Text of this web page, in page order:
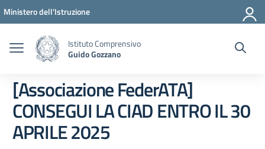
Vai ai contenuti
Vai al menu di navigazione
Vai al footer
Ministero dell'Istruzione
Istituto Comprensivo
Guido Gozzano
[Associazione FederATA]
CONSEGUI LA CIAD ENTRO IL 30
APRILE 2025